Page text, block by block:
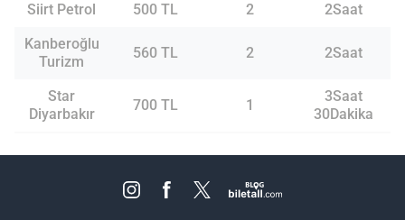
Siirt Petrol
500 TL 2
2Saat
Kanberoğlu
Turizm
560 TL 2 2Saat
Star
Diyarbakır
700 TL 1
3Saat
30Dakika